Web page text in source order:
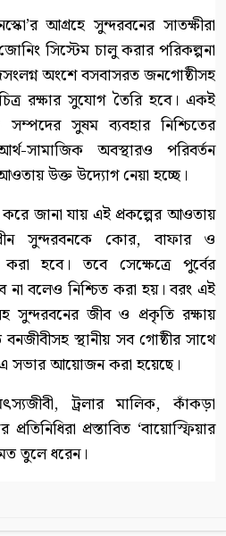
আগ্রহে সুন্দরবনের সাতক্ষীরা
সিস্টেম চালু করার পরিকল্পনা
অংশে বসবাসরত জনগোষ্ঠীসহ
রক্ষার সুযোগ তৈরি হবে। একই
সম্পদের সুষম ব্যবহার নিশ্চিতের
সামাজিক অবস্থারও পরিবর্তন
উক্ত উদ্যোগ নেয়া হচ্ছে।
জানা যায় এই প্রকল্পের আওতায়
সুন্দরবনকে কোর, বাফার ও
হবে। তবে সেক্ষেত্রে পুর্বের
না বলেও নিশ্চিত করা হয়। বরং এই
সুন্দরবনের জীব ও প্রকৃতি রক্ষায়
স্থানীয় সব গোষ্ঠীর সাথে
সভার আয়োজন করা হয়েছে।
ট্রলার মালিক, কাঁকড়া
প্রস্তাবিত ‘বায়োস্ফিয়ার
তুলে ধরেন।